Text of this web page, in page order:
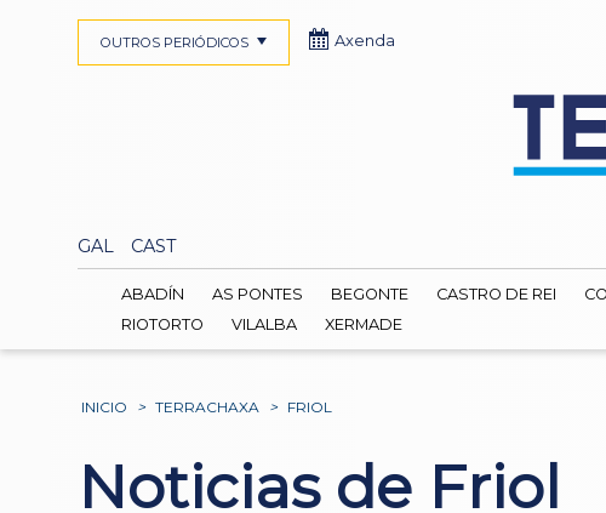
GAL CAST
OUTROS PERIÓDICOS Axenda
ABADÍN AS PONTES BEGONTE CASTRO DE REI
RIOTORTO
VILALBA XERMADE
INICIO > TERRACHAXA > FRIOL
Noticias de Friol